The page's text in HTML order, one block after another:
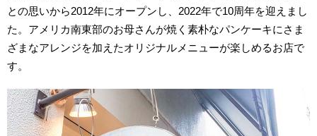
との思いから2012年にオープンし、2022年で10周年を迎えまし
た。アメリカ南東部のお母さんが焼く素朴なパンケーキにさま
ざまなアレンジを加えたオリジナルメニューが楽しめるお店で
す。